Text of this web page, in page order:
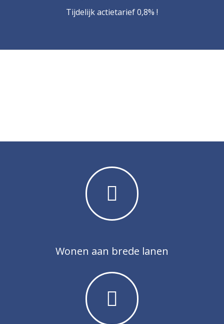
Tijdelijk actietarief 0,8% !
Wonen aan brede lanen